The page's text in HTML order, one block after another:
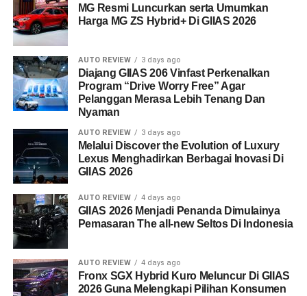
MG Resmi Luncurkan serta Umumkan
Harga MG ZS Hybrid+ Di GIIAS 2026
AUTO REVIEW 3 days ago
Diajang GIIAS 206 Vinfast Perkenalkan
Program “Drive Worry Free” Agar
Pelanggan Merasa Lebih Tenang Dan
Nyaman
AUTO REVIEW 3 days ago
Melalui Discover the Evolution of Luxury
Lexus Menghadirkan Berbagai Inovasi Di
GIIAS 2026
AUTO REVIEW 4 days ago
GIIAS 2026 Menjadi Penanda Dimulainya
Pemasaran The all-new Seltos Di Indonesia
AUTO REVIEW 4 days ago
Fronx SGX Hybrid Kuro Meluncur Di GIIAS
2026 Guna Melengkapi Pilihan Konsumen